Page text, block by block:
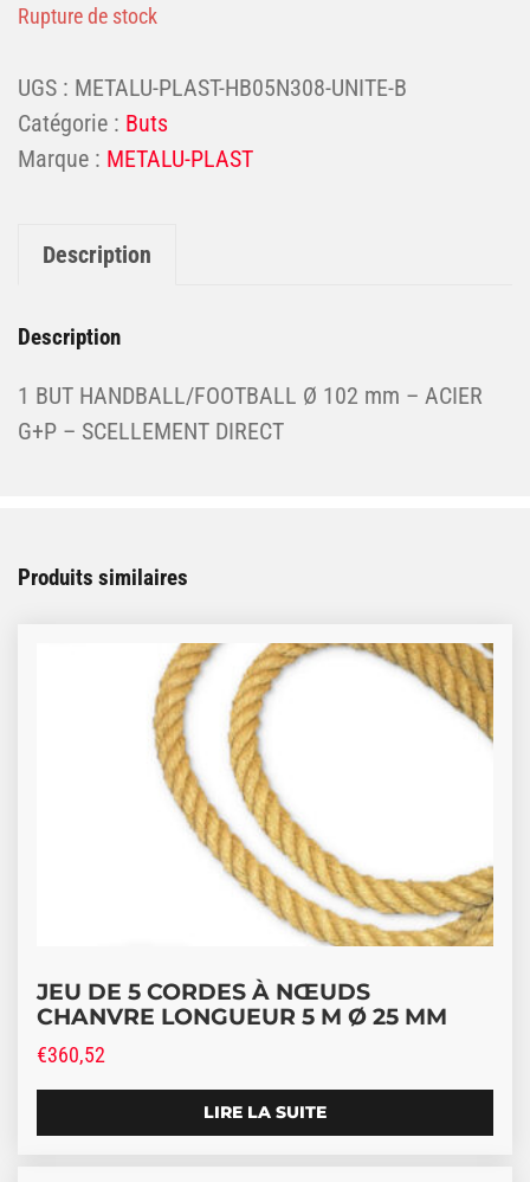
Rupture de stock
UGS : METALU-PLAST-HB05N308-UNITE-B
Catégorie : Buts
METALU-PLAST
Description
Description
1 BUT HANDBALL/FOOTBALL Ø 102 mm – ACIER
G+P – SCELLEMENT DIRECT
Produits similaires
JEU DE 5 CORDES À NŒUDS
CHANVRE LONGUEUR 5 M Ø 25 MM
€360,52
LIRE LA SUITE